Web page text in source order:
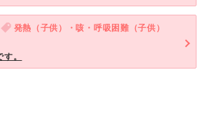
発熱（子供）・咳・呼吸困難（子供）
。